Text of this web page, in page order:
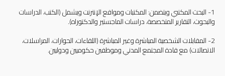
1- البحث المكتبي ويتضمن: المكتبات ومواقع الإنترنت ويشمل (الكتب، الدراسات
والبحوث، التقارير المتخصصة، دراسات الماجستير والدكتوراه).
2- المقابلات الشخصية المباشرة وغير المباشرة (اللقاءات، الحوارات، المراسلات،
الاتصالات) مع قادة المجتمع المدني وموظفين حكوميين ودوليين.